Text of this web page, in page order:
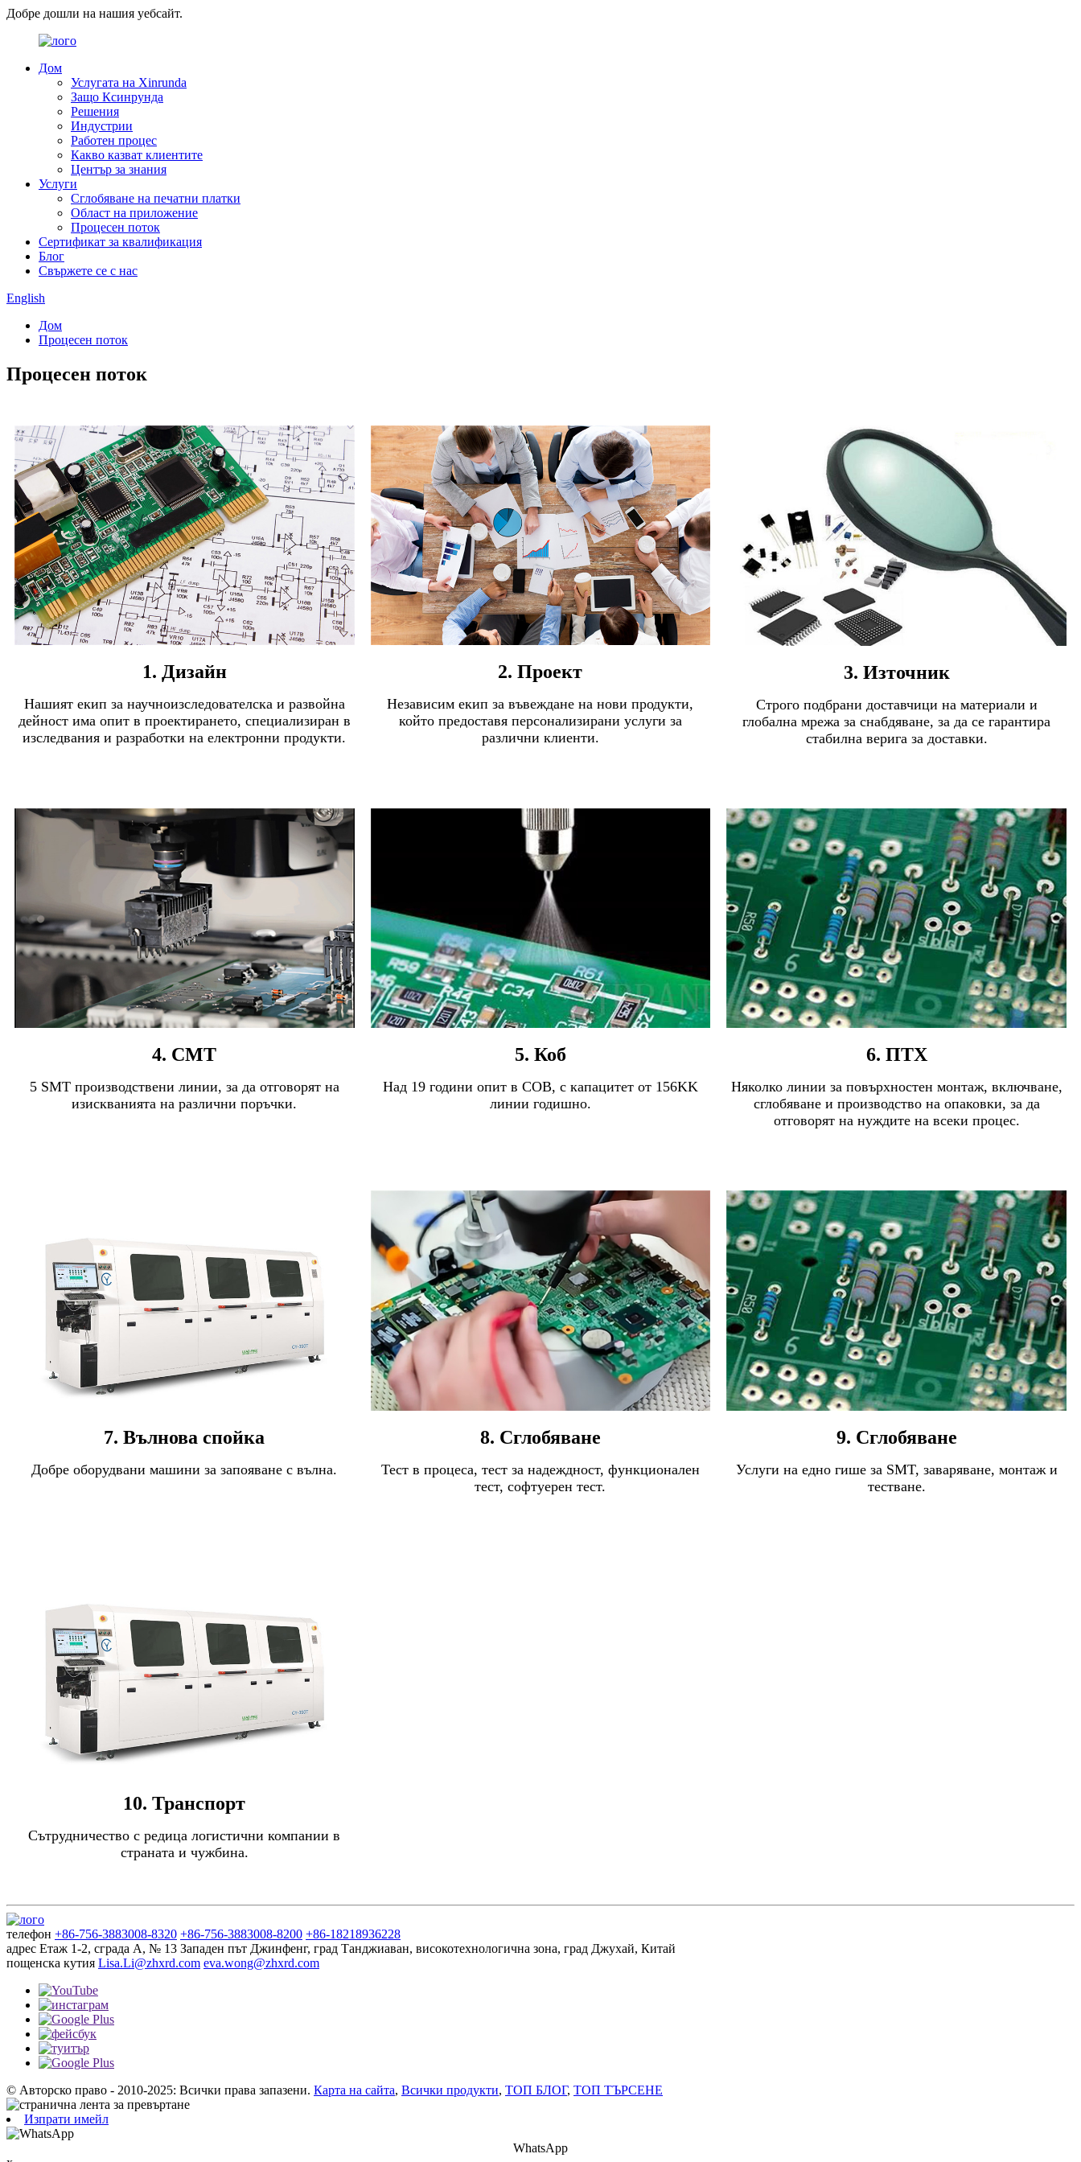
Добре дошли на нашия уебсайт.
Дом
Услугата на Xinrunda
Защо Ксинрунда
Решения
Индустрии
Работен процес
Какво казват клиентите
Център за знания
Услуги
Сглобяване на печатни платки
Област на приложение
Процесен поток
Сертификат за квалификация
Блог
Свържете се с нас
English
Дом
Процесен поток
Процесен поток
1. Дизайн
Нашият екип за научноизследователска и развойна
дейност има опит в проектирането, специализиран в
изследвания и разработки на електронни продукти.
2. Проект
Независим екип за въвеждане на нови продукти,
който предоставя персонализирани услуги за
различни клиенти.
3. Източник
Строго подбрани доставчици на материали и
глобална мрежа за снабдяване, за да се гарантира
стабилна верига за доставки.
4. СМТ
5 SMT производствени линии, за да отговорят на
изискванията на различни поръчки.
5. Коб
Над 19 години опит в COB, с капацитет от 156KK
линии годишно.
6. ПТХ
Няколко линии за повърхностен монтаж, включване,
сглобяване и производство на опаковки, за да
отговорят на нуждите на всеки процес.
7. Вълнова спойка
Добре оборудвани машини за запояване с вълна.
8. Сглобяване
Тест в процеса, тест за надеждност, функционален
тест, софтуерен тест.
9. Сглобяване
Услуги на едно гише за SMT, заваряване, монтаж и
тестване.
10. Транспорт
Сътрудничество с редица логистични компании в
страната и чужбина.
телефон +86-756-3883008-8320 +86-756-3883008-8200 +86-18218936228
адрес Етаж 1-2, сграда A, № 13 Западен път Джинфенг, град Танджиаван, високотехнологична зона, град Джухай, Китай
пощенска кутия Lisa.Li@zhxrd.com eva.wong@zhxrd.com
© Авторско право - 2010-2025: Всички права запазени. Карта на сайта, Всички продукти, ТОП БЛОГ, ТОП ТЪРСЕНЕ
Изпрати имейл
WhatsApp